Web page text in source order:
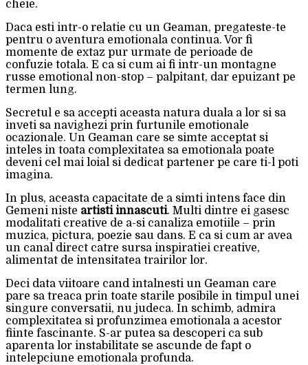
cheie.
Daca esti intr-o relatie cu un Geaman, pregateste-te
pentru o aventura emotionala continua. Vor fi
momente de extaz pur urmate de perioade de
confuzie totala. E ca si cum ai fi intr-un montagne
russe emotional non-stop – palpitant, dar epuizant pe
termen lung.
Secretul e sa accepti aceasta natura duala a lor si sa
inveti sa navighezi prin furtunile emotionale
ocazionale. Un Geaman care se simte acceptat si
inteles in toata complexitatea sa emotionala poate
deveni cel mai loial si dedicat partener pe care ti-l poti
imagina.
In plus, aceasta capacitate de a simti intens face din
Gemeni niste artisti innascuti. Multi dintre ei gasesc
modalitati creative de a-si canaliza emotiile – prin
muzica, pictura, poezie sau dans. E ca si cum ar avea
un canal direct catre sursa inspiratiei creative,
alimentat de intensitatea trairilor lor.
Deci data viitoare cand intalnesti un Geaman care
pare sa treaca prin toate starile posibile in timpul unei
singure conversatii, nu judeca. In schimb, admira
complexitatea si profunzimea emotionala a acestor
fiinte fascinante. S-ar putea sa descoperi ca sub
aparenta lor instabilitate se ascunde de fapt o
intelepciune emotionala profunda.